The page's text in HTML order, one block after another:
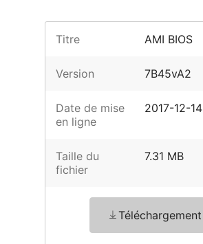
Titre AMI BIOS
Version 7B45vA2
Date de mise
en ligne
2017-12-14
Taille du
fichier
7.31 MB
Téléchargement